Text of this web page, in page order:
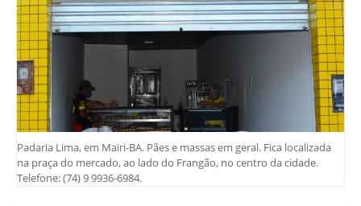
Padaria Lima, em Mairi-BA. Pães e massas em geral. Fica localizada
na praça do mercado, ao lado do Frangão, no centro da cidade.
Telefone: (74) 9 9936-6984.